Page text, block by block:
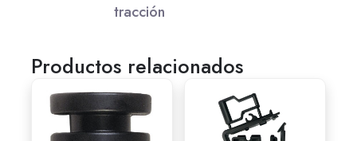
tracción
Productos relacionados